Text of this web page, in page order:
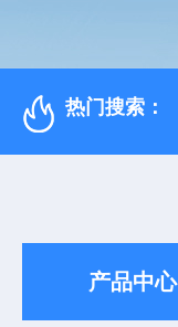
热门搜索：
产品中心